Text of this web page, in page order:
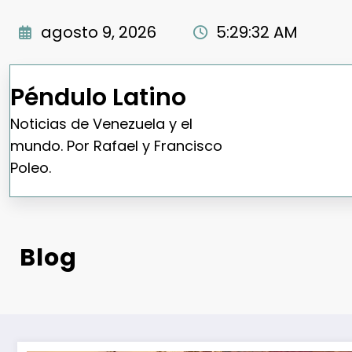
agosto 9, 2026 5:29:34 AM
Péndulo Latino
Noticias de Venezuela y el
mundo. Por Rafael y Francisco
Poleo.
Blog